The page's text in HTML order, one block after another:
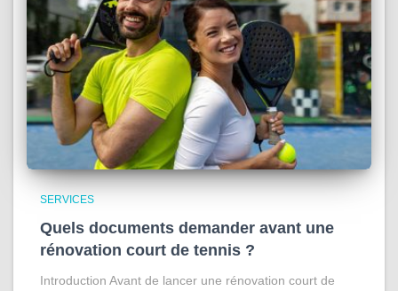
SERVICES
Quels documents demander avant une
rénovation court de tennis ?
Introduction Avant de lancer une rénovation court de